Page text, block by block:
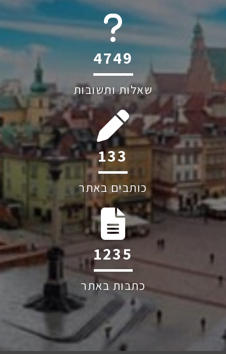
6045
שאלות ותשובות
180
כותבים באתר
1679
כתבות באתר